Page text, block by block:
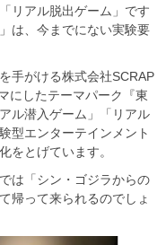
リアル脱出ゲーム」です
は、今までにない実験要
手がける株式会社SCRAP
にしたテーマパーク『東
ル潜入ゲーム」「リアル
型エンターテインメント
をとげています。
は「シン・ゴジラからの
帰って来られるのでしょ